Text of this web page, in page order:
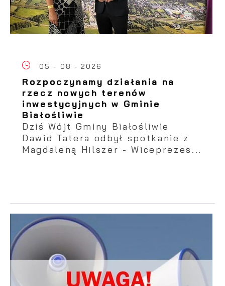
05 - 08 - 2026
Rozpoczynamy działania na
rzecz nowych terenów
inwestycyjnych w Gminie
Białośliwie
Dziś Wójt Gminy Białośliwie
Dawid Tatera odbył spotkanie z
Magdaleną Hilszer - Wiceprezes...